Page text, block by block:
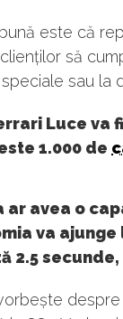
este că
să
sau la
Luce va
1.000 de
ar avea o
va
2.5